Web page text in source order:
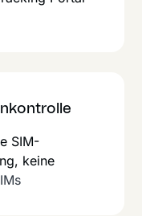
SIM-
keine